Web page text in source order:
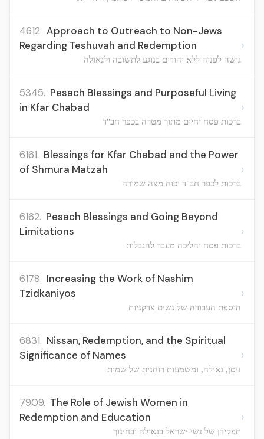
4612. Approach to Outreach to Non-Jews
Regarding Teshuvah and Redemption
גישה לפניה ללא יהודים בנוגע לתשובה ולגאולה
›
5345. Pesach Blessings and Purposeful Living
in Kfar Chabad
ברכות פסח וחיים מתוך מטרה בכפר חב"ד
›
6161. Blessings for Kfar Chabad and the Power
of Shmura Matzah
ברכות לכפר חב"ד וכוח מצה שמורה
›
6162. Pesach Blessings and Going Beyond
Limitations
ברכות פסח והליכה מעבר להגבלות
›
6178. Increasing the Work of Nashim
Tzidkaniyos
הוספת העבודה של נשים צדקניות
›
6831. Nissan, Redemption, and the Spiritual
Significance of Names
ניסן, גאולה, ומשמעות רוחנית של שמות
›
7909. The Role of Jewish Women in
Redemption and Education
תפקידן של נשי ישראל בגאולה ובחינוך
›